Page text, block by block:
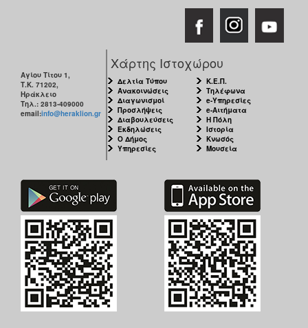
ΤΟΠΟΣ
ΜΑΣ
ΠΟΛΗ
Αγίου Τίτου 1,
Τ.Κ. 71202,
Ηράκλειο
Τηλ.: 2813-409000
email:info@heraklion.gr
Χάρτης Ιστοχώρου
Δελτία Τύπου
Ανακοινώσεις
Διαγωνισμοί
Προσλήψεις
Διαβουλεύσεις
Εκδηλώσεις
Ο Δήμος
Υπηρεσίες
Κ.Ε.Π.
Τηλέφωνα
e-Υπηρεσίες
e-Αιτήματα
Η Πόλη
Ιστορία
Κνωσός
Μουσεία